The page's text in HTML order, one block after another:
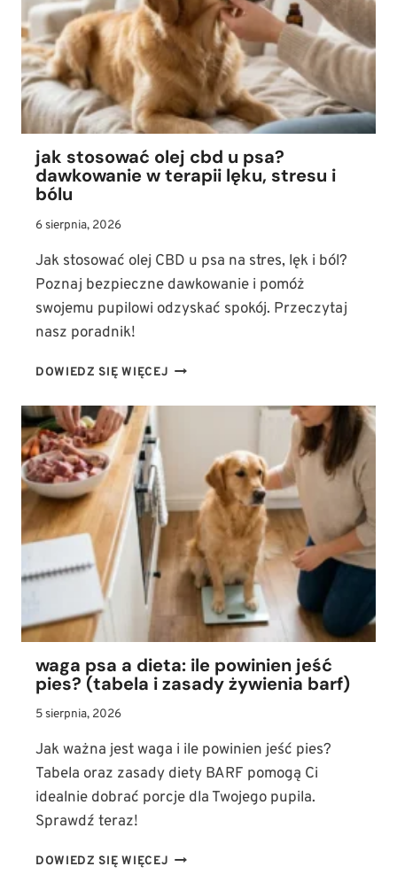
PIELĘGNACYJNE
jak stosować olej cbd u psa?
dawkowanie w terapii lęku, stresu i
bólu
6 sierpnia, 2026
Jak stosować olej CBD u psa na stres, lęk i ból?
Poznaj bezpieczne dawkowanie i pomóż
swojemu pupilowi odzyskać spokój. Przeczytaj
nasz poradnik!
DOWIEDZ SIĘ WIĘCEJ JAK
OLEJ
DAWKOWANIE
W
TERAPII
LĘKU,
STRESU
BÓLU
waga psa a dieta: ile powinien jeść
pies? (tabela i zasady żywienia barf)
5 sierpnia, 2026
Jak ważna jest waga i ile powinien jeść pies?
Tabela oraz zasady diety BARF pomogą Ci
idealnie dobrać porcje dla Twojego pupila.
Sprawdź teraz!
DOWIEDZ SIĘ WIĘCEJ WAGA